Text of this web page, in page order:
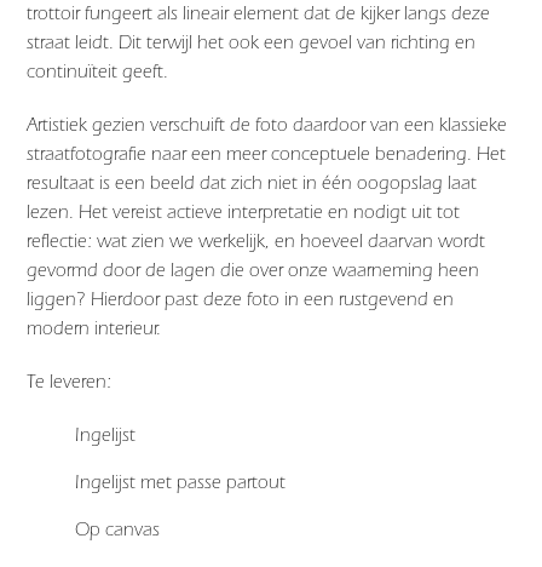
trottoir fungeert als lineair element dat de kijker langs deze
straat leidt. Dit terwijl het ook een gevoel van richting en
continuïteit geeft.
Artistiek gezien verschuift de foto daardoor van een klassieke
straatfotografie naar een meer conceptuele benadering. Het
resultaat is een beeld dat zich niet in één oogopslag laat
lezen. Het vereist actieve interpretatie en nodigt uit tot
reflectie: wat zien we werkelijk, en hoeveel daarvan wordt
gevormd door de lagen die over onze waarneming heen
liggen? Hierdoor past deze foto in een rustgevend en
modern interieur.
Te leveren:
Ingelijst
Ingelijst met passe partout
Op canvas